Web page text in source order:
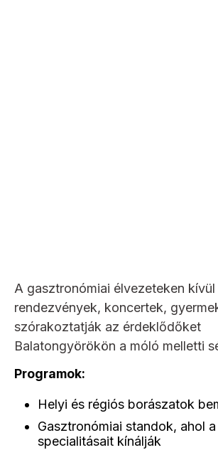
A gasztronómiai élvezeteken
rendezvények, koncertek,
szórakoztatják az érdeklődőket
Balatongyörökön a móló melletti
Programok:
Helyi és régiós borászatok
Gasztronómiai standok, ahol
specialitásait kínálják